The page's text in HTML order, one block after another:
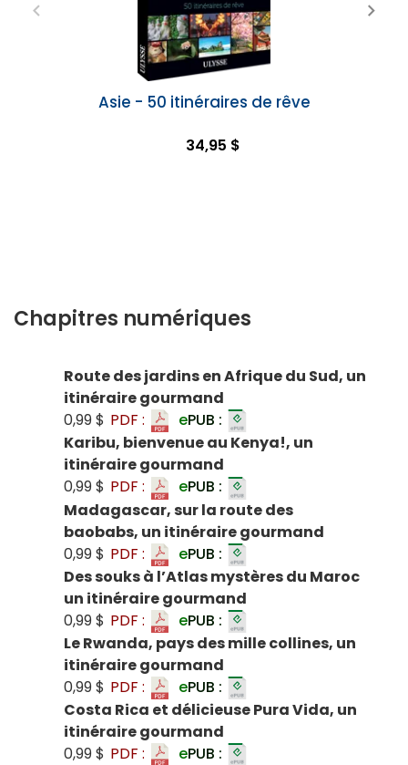
Asie - 50 itinéraires de rêve
34,95 $
Chapitres numériques
Route des jardins en Afrique du Sud, un
itinéraire gourmand
0,99 $ PDF : ePUB :
Karibu, bienvenue au Kenya!, un
itinéraire gourmand
0,99 $ PDF : ePUB :
Madagascar, sur la route des
baobabs, un itinéraire gourmand
0,99 $ PDF : ePUB :
Des souks à l’Atlas mystères du Maroc
un itinéraire gourmand
0,99 $ PDF : ePUB :
Le Rwanda, pays des mille collines, un
itinéraire gourmand
0,99 $ PDF : ePUB :
Costa Rica et délicieuse Pura Vida, un
itinéraire gourmand
0,99 $ PDF : ePUB :